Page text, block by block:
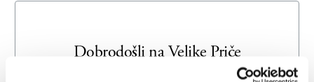
Dobrodošli naVelike Priče
Unesite svoju adresu e-pošte da biste se prijavili ili kreirali